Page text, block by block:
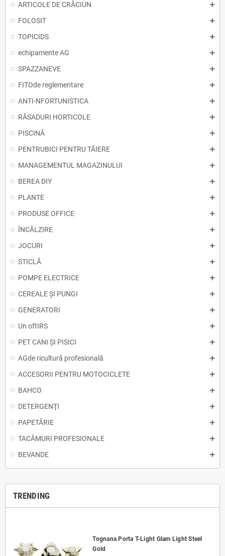
ARTICOLE DE CRĂCIUN
FOLOSIT
TOPICIDS
echipamente AG
SPAZZANEVE
FITOde reglementare
ANTI-NFORTUNISTICA
RĂSADURI HORTICOLE
PISCINĂ
PENTRUBICI PENTRU TĂIERE
MANAGEMENTUL MAGAZINULUI
BEREA DIY
PLANTE
PRODUSE OFFICE
ÎNCĂLZIRE
JOCURI
STICLĂ
POMPE ELECTRICE
CEREALE ȘI PUNGI
GENERATORI
Un oftIRS
PET CANI ȘI PISICI
AGde ricultură profesională
ACCESORII PENTRU MOTOCICLETE
BAHCO
DETERGENŢI
PAPETĂRIE
TACÂMURI PROFESIONALE
BEVANDE
TRENDING
Tognana Porta T-Light Glam Light Steel
Gold